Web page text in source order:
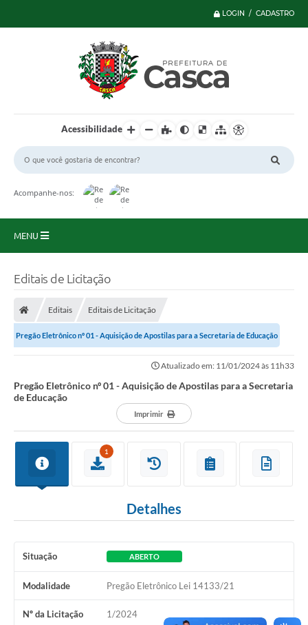
LOGIN / CADASTRO
Acessibilidade
Acompanhe-nos:
MENU
Imprensa
Cidadão
Editais de Licitação
Editais Editais de Licitação
Pregão Eletrônico nº 01 - Aquisição de Apostilas para a Secretaria de Educação
Atualizado em: 11/01/2024 às 11h33
Pregão Eletrônico nº 01 - Aquisição de Apostilas para a Secretaria
de Educação
Imprimir
1
Detalhes
Situação ABERTO
Modalidade Pregão Eletrônico Lei 14133/21
Nº da Licitação 1/2024